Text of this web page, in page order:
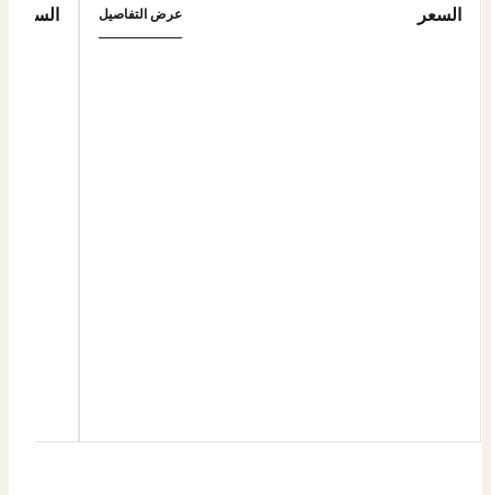
السعر عرض التفاصيل السعر